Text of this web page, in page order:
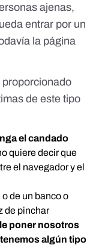
ajenas,
entrar por un
la página
proporcionado
de este tipo
el candado
quiere decir que
el navegador y el
de un banco o
de pinchar
poner nosotros
algún tipo